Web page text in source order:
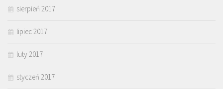
sierpień 2017
lipiec 2017
luty 2017
styczeń 2017